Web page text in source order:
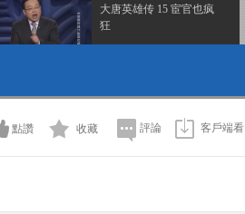
大唐英雄传 15 宦官也疯
狂
李光弼
2014-04-30 13:22:10
大唐英雄传 13 再造大唐
點讚 收藏 評論 客戶端看